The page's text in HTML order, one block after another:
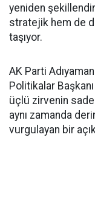
yeniden
stratejik hem de
taşıyor.
AK Parti
Politikalar Başkanı
üçlü zirvenin
aynı zamanda
vurgulayan bir